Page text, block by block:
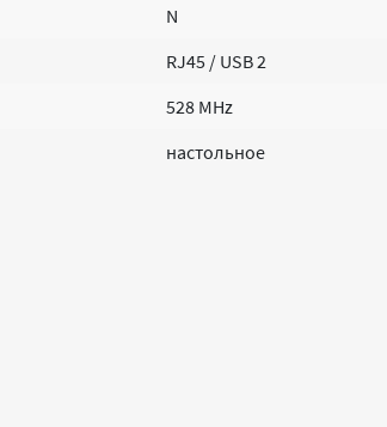
N
RJ45 / USB 2
528 MHz
настольное